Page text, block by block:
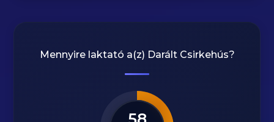
Mennyire laktató a(z) Darált Csirkehús?